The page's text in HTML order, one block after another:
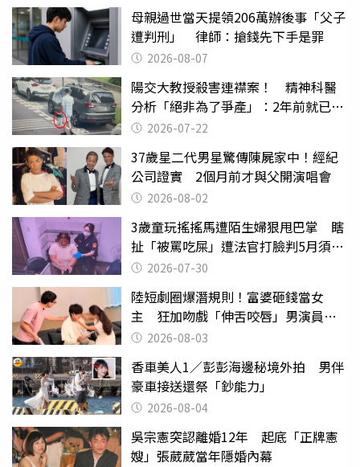
母親過世當天提領206萬辦後事「父子
遭判刑」 律師：搶錢先下手是罪
2026-08-07
陽交大教授殺害連襟案！ 精神科醫
分析「絕非為了爭產」：2年前就已言
行詭異
2026-07-22
37歲星二代男星驚傳陳屍家中！經紀
公司證實 2個月前才與父開演唱會
2026-08-02
3歲童玩搖搖馬遭陌生婦狠甩巴掌 瞎
扯「被罵吃屎」遭法官打臉判5月須入
監 2026-07-30
陸短劇圈爆潛規則！富婆砸錢當女
主 狂加吻戲「伸舌咬唇」男演員崩
潰 2026-08-03
香車美人1／彭彭海邊秘境外拍 男伴
豪車接送還祭「鈔能力」
2026-08-04
吳宗憲突認離婚12年 起底「正牌憲
嫂」張葳葳當年隱婚內幕